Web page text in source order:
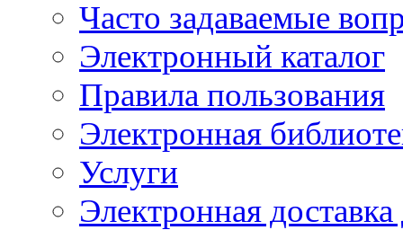
Часто задаваемые
Электронный каталог
Правила пользования
Электронная
Услуги
Электронная